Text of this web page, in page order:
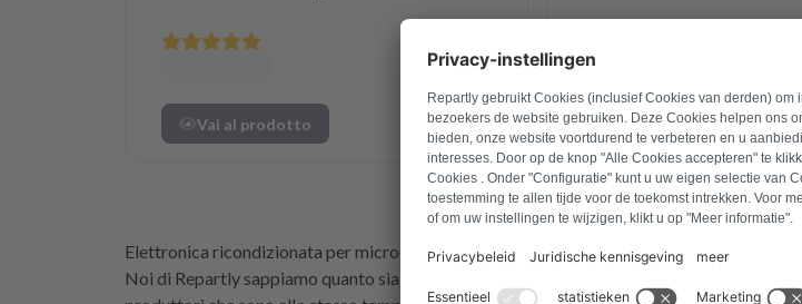
microonde
Vai al prodotto Vai al prodotto
1
Elettronica ricondizionata per microonde - sostenibilità e affidabilità
Noi di Repartly sappiamo quanto sia importante che il tuo microonde funzioni